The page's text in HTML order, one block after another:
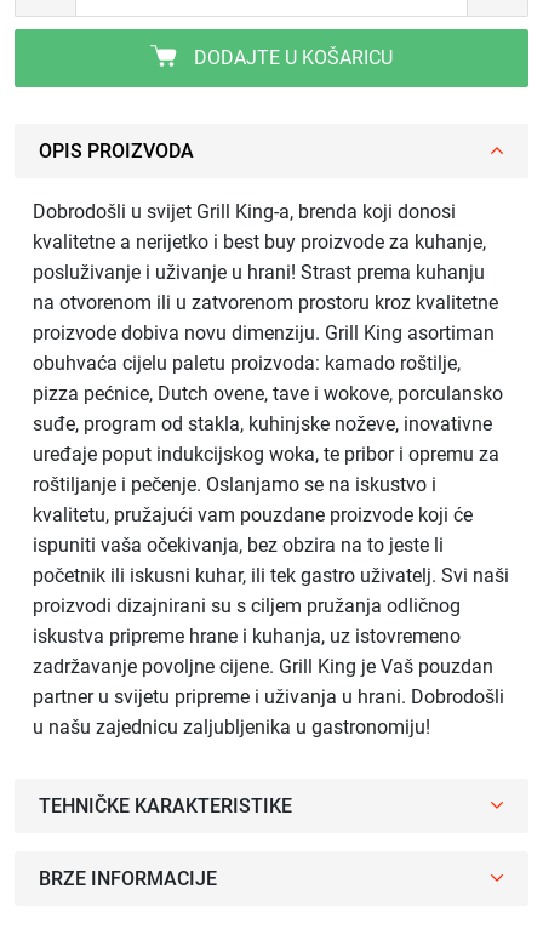
DODAJTE U KOŠARICU
OPIS PROIZVODA
Dobrodošli u svijet Grill King-a, brenda koji donosi
kvalitetne a nerijetko i best buy proizvode za kuhanje,
posluživanje i uživanje u hrani! Strast prema kuhanju
na otvorenom ili u zatvorenom prostoru kroz kvalitetne
proizvode dobiva novu dimenziju. Grill King asortiman
obuhvaća cijelu paletu proizvoda: kamado roštilje,
pizza pećnice, Dutch ovene, tave i wokove, porculansko
suđe, program od stakla, kuhinjske noževe, inovativne
uređaje poput indukcijskog woka, te pribor i opremu za
roštiljanje i pečenje. Oslanjamo se na iskustvo i
kvalitetu, pružajući vam pouzdane proizvode koji će
ispuniti vaša očekivanja, bez obzira na to jeste li
početnik ili iskusni kuhar, ili tek gastro uživatelj. Svi naši
proizvodi dizajnirani su s ciljem pružanja odličnog
iskustva pripreme hrane i kuhanja, uz istovremeno
zadržavanje povoljne cijene. Grill King je Vaš pouzdan
partner u svijetu pripreme i uživanja u hrani. Dobrodošli
u našu zajednicu zaljubljenika u gastronomiju!
TEHNIČKE KARAKTERISTIKE
BRZE INFORMACIJE